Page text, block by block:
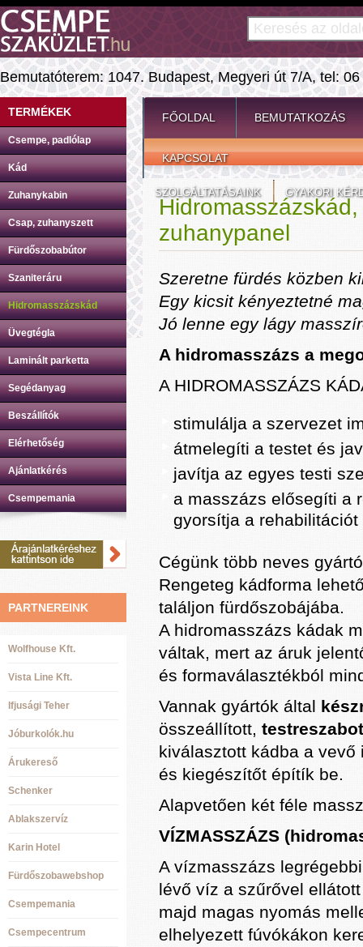
Bemutatóterem: 1047. Budapest, Megyeri út 7/A, tel:
FŐOLDAL BEMUTATKOZÁS
KAPCSOLAT
SZOLGÁLTATÁSAINK GYAKORI
TERMÉKEK
Csempe, padlólap
Kád
Zuhanykabin
Csap, zuhanyszett
Fürdőszobabútor
Szaniteráru
Hidromasszázskád
Üvegtégla
Laminált parketta
Segédanyag
Beszállítók
Elérhetőség
Ajánlatkérés
Csempemania
PARTNEREINK
Wolfhouse Kft.
Vista Line Kft.
Ifjusági Teher
Jóburkolók.hu
Árukereső
Schenker
Ablakszervíz
Karin Hotel
Fürdőszobawebshop
Csempemania
Csempecentrum
zuhanypanel
Szeretne fürdés közben
Egy kicsit kényeztetné
Jó lenne egy lágy
A hidromasszázs a
A HIDROMASSZÁZS
stimulálja a szervezet
átmelegíti a testet és
javítja az egyes testi
a masszázs elősegíti a
gyorsítja a rehabilitációt
Cégünk több neves
Rengeteg kádforma
találjon fürdőszobájába.
A hidromasszázs kádak
váltak, mert az áruk
és formaválasztékból
Vannak gyártók által
összeállított,
kiválasztott kádba a
és kiegészítőt építík be.
Alapvetően két féle
VÍZMASSZÁZS
A vízmasszázs
lévő víz a szűrővel
majd magas nyomás
elhelyezett fúvókákon